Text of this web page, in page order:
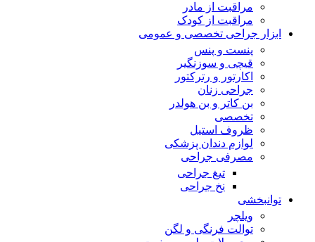
مراقبت از مادر
مراقبت از کودک
ابزار جراحی تخصصی و عمومی
پنست و پنس
قیچی و سوزنگیر
اکارتور و رترکتور
جراحی زنان
بن کاتر و بن هولدر
تخصصی
ظروف استیل
لوازم دندان پزشکی
مصرفی جراحی
تیغ جراحی
نخ جراحی
توانبخشی
ویلچر
توالت فرنگی و لگن